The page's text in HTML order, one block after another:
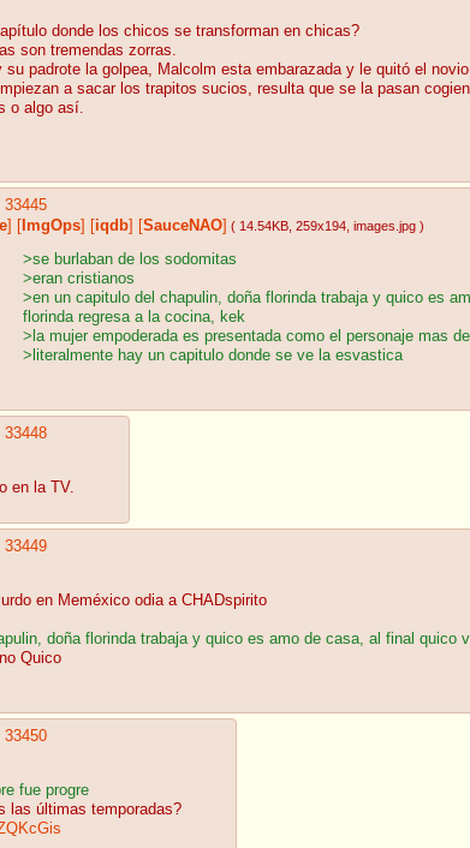
donde los chicos se transforman en chicas?
son tremendas zorras.
su padrote la golpea, Malcolm esta embarazada y le quitó el
a sacar los trapitos sucios, resulta que se la pasan
o algo así.
33445
] [ ImgOps] [iqdb] [SauceNAO] ( 14.54KB , 259x194 , images.jpg )
>se burlaban de los sodomitas
>eran cristianos
>en un capitulo del chapulin, doña florinda trabaja y quico es
florinda regresa a la cocina, kek
>la mujer empoderada es presentada como el personaje mas
>literalmente hay un capitulo donde se ve la esvastica
33448
en la TV.
33449
en Meméxico odia a CHADspirito
doña florinda trabaja y quico es amo de casa, al final quico
Quico
33450
fue progre
las últimas temporadas?